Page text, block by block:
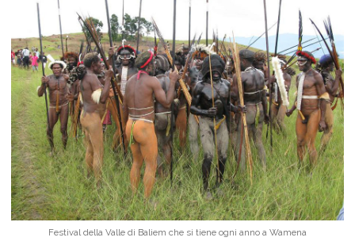
Festival della Valle di Baliem che si tiene ogni anno a Wamena